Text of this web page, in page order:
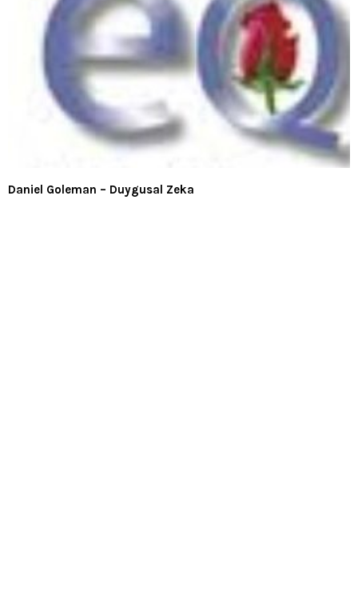
Daniel Goleman – Duygusal Zeka